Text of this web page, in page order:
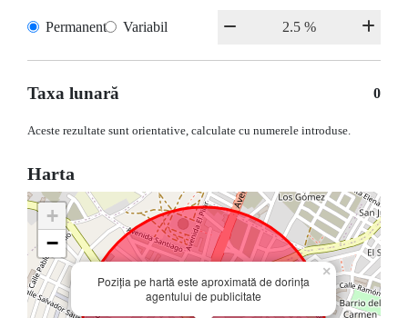
Permanent Variabil
Taxa lunară 0
Aceste rezultate sunt orientative, calculate cu numerele introduse.
Harta
Poziția pe hartă este aproximată de dorința
agentului de publicitate
×
+
−